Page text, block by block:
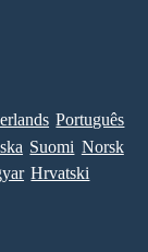
Português
Suomi Norsk
Hrvatski